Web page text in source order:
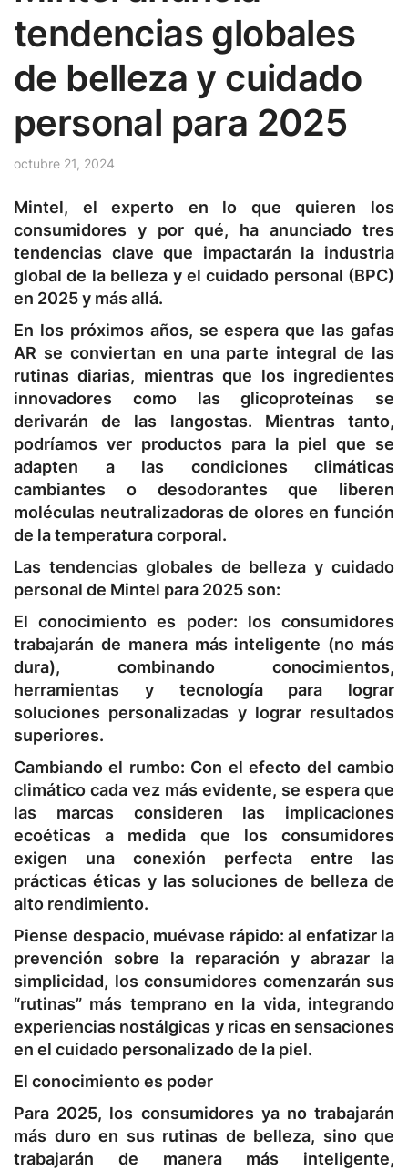
tendencias globales
de belleza y cuidado
personal para 2025
octubre 21, 2024
Mintel, el experto en lo que quieren los
consumidores y por qué, ha anunciado tres
tendencias clave que impactarán la industria
global de la belleza y el cuidado personal (BPC)
en 2025 y más allá.
En los próximos años, se espera que las gafas
AR se conviertan en una parte integral de las
rutinas diarias, mientras que los ingredientes
innovadores como las glicoproteínas se
derivarán de las langostas. Mientras tanto,
podríamos ver productos para la piel que se
adapten a las condiciones climáticas
cambiantes o desodorantes que liberen
moléculas neutralizadoras de olores en función
de la temperatura corporal.
Las tendencias globales de belleza y cuidado
personal de Mintel para 2025 son:
El conocimiento es poder: los consumidores
trabajarán de manera más inteligente (no más
dura), combinando conocimientos,
herramientas y tecnología para lograr
soluciones personalizadas y lograr resultados
superiores.
Cambiando el rumbo: Con el efecto del cambio
climático cada vez más evidente, se espera que
las marcas consideren las implicaciones
ecoéticas a medida que los consumidores
exigen una conexión perfecta entre las
prácticas éticas y las soluciones de belleza de
alto rendimiento.
Piense despacio, muévase rápido: al enfatizar la
prevención sobre la reparación y abrazar la
simplicidad, los consumidores comenzarán sus
“rutinas” más temprano en la vida, integrando
experiencias nostálgicas y ricas en sensaciones
en el cuidado personalizado de la piel.
El conocimiento es poder
Para 2025, los consumidores ya no trabajarán
más duro en sus rutinas de belleza, sino que
trabajarán de manera más inteligente,